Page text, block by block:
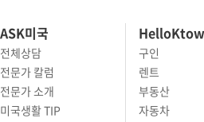
ASK미국
전체상담
전문가 칼럼
HelloKtown
구인
렌트